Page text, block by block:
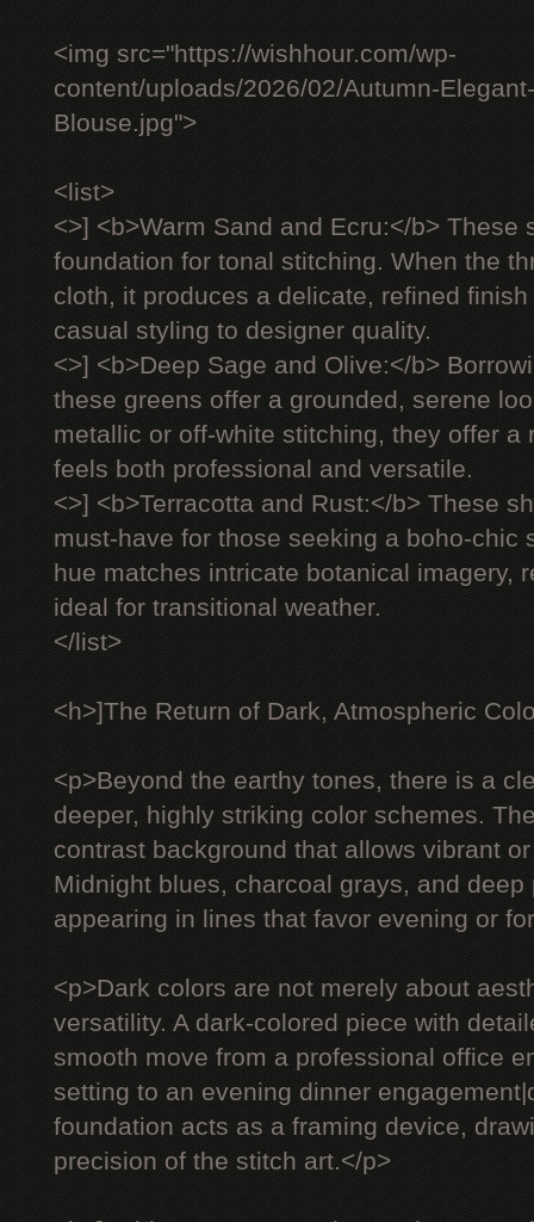
<img src="https://wishhour.com/wp-
content/uploads/2026/02/Autumn-
Blouse.jpg">
<list>
<>] <b>Warm Sand and Ecru:</b>
foundation for tonal stitching. When the
cloth, it produces a delicate, refined
casual styling to designer quality.
<>] <b>Deep Sage and Olive:</b>
these greens offer a grounded, serene
metallic or off-white stitching, they offer a
feels both professional and versatile.
<>] <b>Terracotta and Rust:</b> These
must-have for those seeking a boho-chic
hue matches intricate botanical imagery,
ideal for transitional weather.
</list>
<h>]The Return of Dark, Atmospheric
<p>Beyond the earthy tones, there is a
deeper, highly striking color schemes.
contrast background that allows vibrant
Midnight blues, charcoal grays, and
appearing in lines that favor evening or
<p>Dark colors are not merely about
versatility. A dark-colored piece with
smooth move from a professional office
setting to an evening dinner
foundation acts as a framing device,
precision of the stitch art.</p>